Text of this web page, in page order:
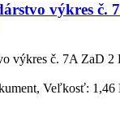
výkres č.
výkres č. 7A ZaD 2
Veľkosť: 1,46